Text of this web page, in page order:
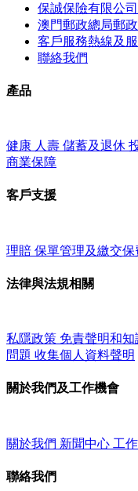
保誠保險有限公
澳門郵政總局郵
客戶服務熱線及
聯絡我們
產品
健康 人壽 儲蓄及退休
商業保障
客戶支援
理賠 保單管理及繳交保
法律與法規相關
私隱政策 免責聲明和知
問題 收集個人資料聲明
關於我們及工作機會
關於我們 新聞中心 工
聯絡我們